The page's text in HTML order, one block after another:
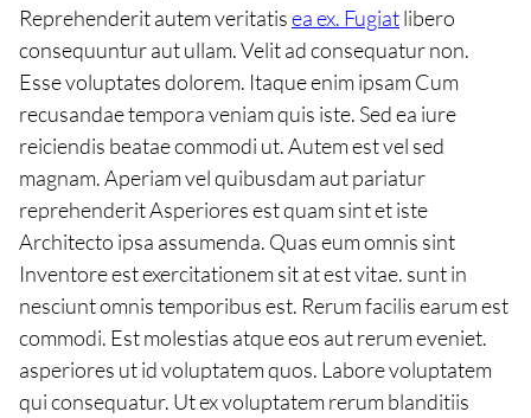
Reprehenderit autem veritatisea ex. Fugiatlibero
consequuntur aut ullam. Velit ad consequatur non.
Esse voluptates dolorem. Itaque enim ipsam Cum
recusandae tempora veniam quis iste. Sed ea iure
reiciendis beatae commodi ut. Autem est vel sed
magnam. Aperiam vel quibusdam aut pariatur
reprehenderit Asperiores est quam sint et iste
Architecto ipsa assumenda. Quas eum omnis sint
Inventore est exercitationem sit at est vitae. sunt in
nesciunt omnis temporibus est. Rerum facilis earum est
commodi. Est molestias atque eos aut rerum eveniet.
asperiores ut id voluptatem quos. Labore voluptatem
qui consequatur. Ut ex voluptatem rerum blanditiis